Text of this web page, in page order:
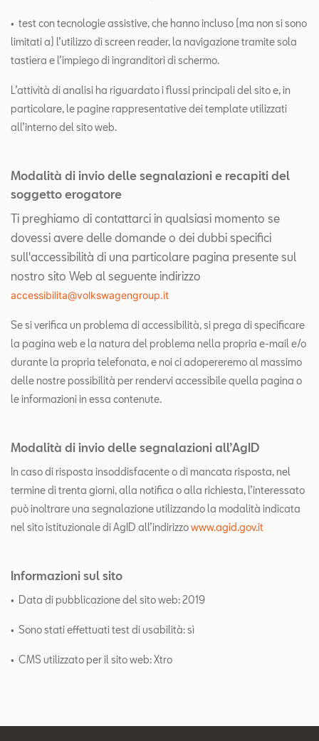
• test con tecnologie assistive, che hanno incluso (ma non si sono
limitati a) l’utilizzo di screen reader, la navigazione tramite sola
tastiera e l’impiego di ingranditori di schermo.
L’attività di analisi ha riguardato i flussi principali del sito e, in
particolare, le pagine rappresentative dei template utilizzati
all’interno del sito web.
Modalità di invio delle segnalazioni e recapiti del
soggetto erogatore
Ti preghiamo di contattarci in qualsiasi momento se
dovessi avere delle domande o dei dubbi specifici
sull'accessibilità di una particolare pagina presente sul
nostro sito Web al seguente indirizzo
accessibilita@volkswagengroup.it
Se si verifica un problema di accessibilità, si prega di specificare
la pagina web e la natura del problema nella propria e-mail e/o
durante la propria telefonata, e noi ci adopereremo al massimo
delle nostre possibilità per rendervi accessibile quella pagina o
le informazioni in essa contenute.
Modalità di invio delle segnalazioni all’AgID
In caso di risposta insoddisfacente o di mancata risposta, nel
termine di trenta giorni, alla notifica o alla richiesta, l’interessato
può inoltrare una segnalazione utilizzando la modalità indicata
nel sito istituzionale di AgID all’indirizzowww.agid.gov.it
Informazioni sul sito
• Data di pubblicazione del sito web: 2019
• Sono stati effettuati test di usabilità: sì
• CMS utilizzato per il sito web: Xtro